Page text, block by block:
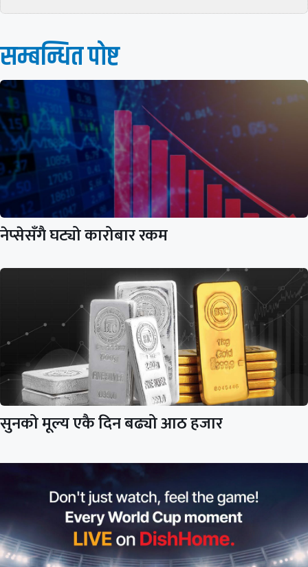
सम्बन्धित पाेष्ट
नेप्सेसँगै घट्यो कारोबार रकम
सुनको मूल्य एकै दिन बढ्यो आठ हजार